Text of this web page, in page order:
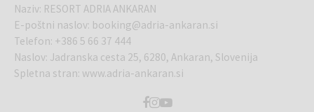
Naziv: RESORT ADRIA ANKARAN
E-poštni naslov: booking@adria-ankaran.si
Telefon: +386 5 66 37 444
Naslov: Jadranska cesta 25, 6280, Ankaran, Slovenija
Spletna stran: www.adria-ankaran.si